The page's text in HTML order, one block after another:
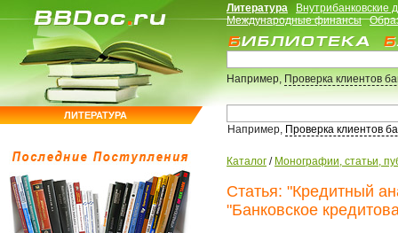
ЛИТЕРАТУРА
Литература
Внутрибанковские
Международные финансы
Например,Проверка клиентов
Например, Проверка клиентов
Каталог / Монографии, статьи,
Статья: "Кредитный
"Банковское